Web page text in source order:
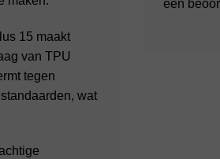
15 maakt
van TPU
tegen
wat
een